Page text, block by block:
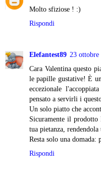
Molto sfiziose ! :)
Rispondi
Elefantest89 23 ottobre
Cara Valentina questo
le papille gustative! È
eccezionale
pensato a servirli i
Un solo piatto che
Sicuramente il
tua pietanza,
Resta solo una domada:
Rispondi